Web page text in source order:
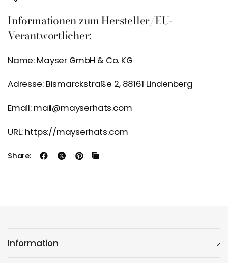
Informationen zum Hersteller/EU-
Verantwortlicher:
Name: Mayser GmbH & Co. KG
Adresse: Bismarckstraße 2, 88161 Lindenberg
Email: mail@mayserhats.com
URL: https://mayserhats.com
Share:
Information